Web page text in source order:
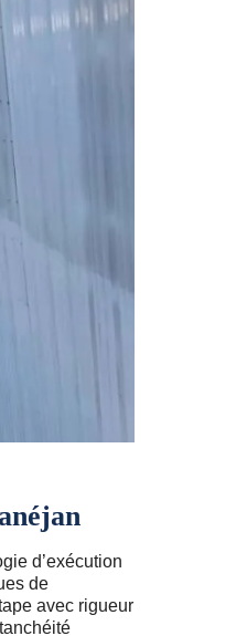
d’exécution
de
avec rigueur